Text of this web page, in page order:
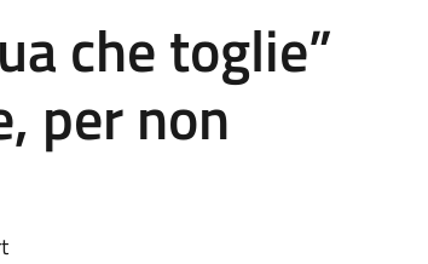
che toglie”
per non